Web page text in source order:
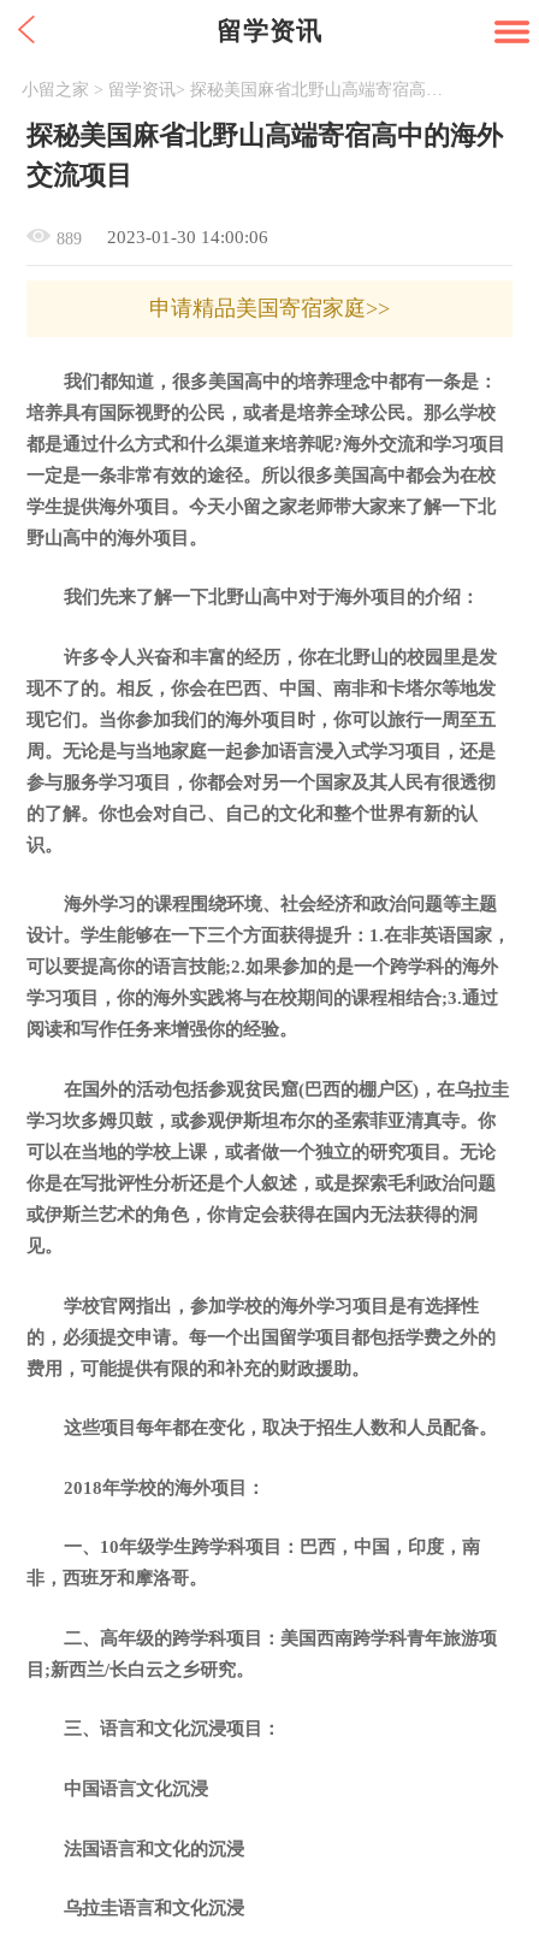
留学资讯
小留之家 > 留学资讯>
探秘美国麻省北野山高端寄宿高中的海外
交流项目
889 2023-01-30 14:00:06
申请精品美国寄宿家庭>>
我们都知道，很多美国高中的培养理念中都有一条是：
培养具有国际视野的公民，或者是培养全球公民。那么学校
都是通过什么方式和什么渠道来培养呢?海外交流和学习项目
一定是一条非常有效的途径。所以很多美国高中都会为在校
学生提供海外项目。今天小留之家老师带大家来了解一下北
野山高中的海外项目。
我们先来了解一下北野山高中对于海外项目的介绍：
许多令人兴奋和丰富的经历，你在北野山的校园里是发
现不了的。相反，你会在巴西、中国、南非和卡塔尔等地发
现它们。当你参加我们的海外项目时，你可以旅行一周至五
周。无论是与当地家庭一起参加语言浸入式学习项目，还是
参与服务学习项目，你都会对另一个国家及其人民有很透彻
的了解。你也会对自己、自己的文化和整个世界有新的认
识。
海外学习的课程围绕环境、社会经济和政治问题等主题
设计。学生能够在一下三个方面获得提升：1.在非英语国家，
可以要提高你的语言技能;2.如果参加的是一个跨学科的海外
学习项目，你的海外实践将与在校期间的课程相结合;3.通过
阅读和写作任务来增强你的经验。
在国外的活动包括参观贫民窟(巴西的棚户区)，在乌拉圭
学习坎多姆贝鼓，或参观伊斯坦布尔的圣索菲亚清真寺。你
可以在当地的学校上课，或者做一个独立的研究项目。无论
你是在写批评性分析还是个人叙述，或是探索毛利政治问题
或伊斯兰艺术的角色，你肯定会获得在国内无法获得的洞
见。
学校官网指出，参加学校的海外学习项目是有选择性
的，必须提交申请。每一个出国留学项目都包括学费之外的
费用，可能提供有限的和补充的财政援助。
这些项目每年都在变化，取决于招生人数和人员配备。
2018年学校的海外项目：
一、10年级学生跨学科项目：巴西，中国，印度，南
非，西班牙和摩洛哥。
二、高年级的跨学科项目：美国西南跨学科青年旅游项
目;新西兰/长白云之乡研究。
三、语言和文化沉浸项目：
中国语言文化沉浸
法国语言和文化的沉浸
乌拉圭语言和文化沉浸